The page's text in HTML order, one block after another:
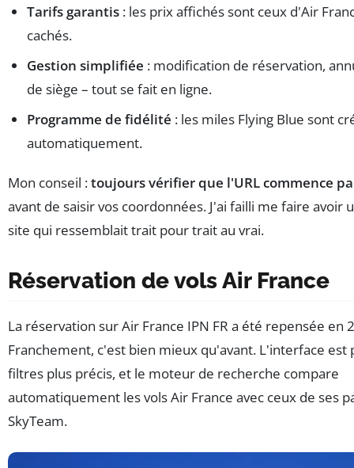
Tarifs garantis : les prix affichés sont ceux d'Air
cachés.
Gestion simplifiée : modification de réservation,
de siège – tout se fait en ligne.
Programme de fidélité : les miles Flying Blue sont
automatiquement.
Mon conseil :toujours vérifier que l'URL commence
avant de saisir vos coordonnées. J'ai failli me faire avoir
site qui ressemblait trait pour trait au vrai.
Réservation de vols Air France
La réservation sur Air France IPN FR a été repensée en
Franchement, c'est bien mieux qu'avant. L'interface est
filtres plus précis, et le moteur de recherche compare
automatiquement les vols Air France avec ceux de ses
SkyTeam.